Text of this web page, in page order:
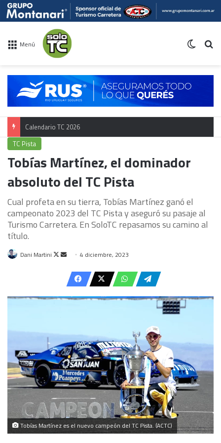
Menú
Calendario TC 2026
TC Pista
Tobías Martínez, el dominador
absoluto del TC Pista
Cual profeta en su tierra, Tobías Martínez ganó el
campeonato 2023 del TC Pista y aseguró su pasaje al
Turismo Carretera. En SoloTC repasamos su camino al
título.
Dani Martini
Follow
Send
email
4 diciembre, 2023
Tobías Martínez es el nuevo campeón del TC Pista. (ACTC)